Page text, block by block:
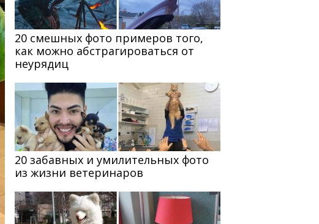
20 смешных фото примеров того,
как можно абстрагироваться от
неурядиц
20 забавных и умилительных фото
из жизни ветеринаров